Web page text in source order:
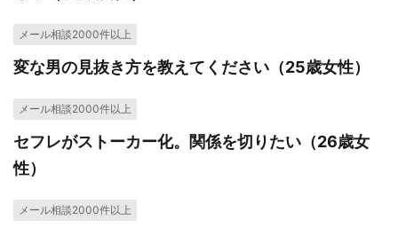
メール相談2000件以上
変な男の見抜き方を教えてください（25歳女性）
メール相談2000件以上
セフレがストーカー化。関係を切りたい（26歳女
性）
メール相談2000件以上